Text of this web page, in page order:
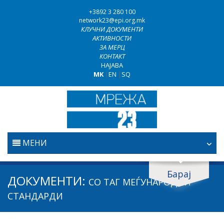
+3892 3 280 100
network23@epi.org.mk
КЛУЧНИ ДОКУМЕНТИ
АКТИВНОСТИ
ЗА МЕРЦ
КОНТАКТ
НАЈАВА
MK|EN | SQ
МЕНИ
ПОЧЕТНА
ПРАВОСУДСТВО
БОРБА ПРОТИВ КОРУПЦИЈАТА
Барај
Барај документи
Барај
ДОКУМЕНТИ: СО ТАГ МЕЃУНАРОДНИ
СТАНДАРДИ